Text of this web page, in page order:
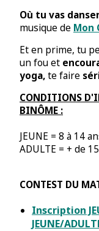
Où tu vas
musique de Mon
Et en prime, tu
un fou et
yoga,te faire
CONDITIONS
BINÔME :
JEUNE = 8 à 14
ADULTE = + de
CONTEST DU
Inscription
JEUNE/